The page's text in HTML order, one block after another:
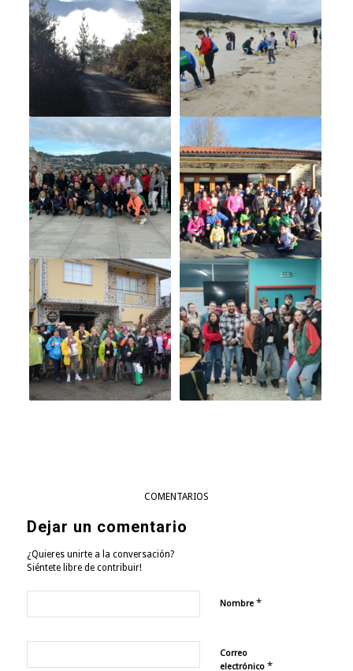
COMENTARIOS
Dejar un comentario
¿Quieres unirte a la conversación?
Siéntete libre de contribuir!
Nombre *
Correo
electrónico *